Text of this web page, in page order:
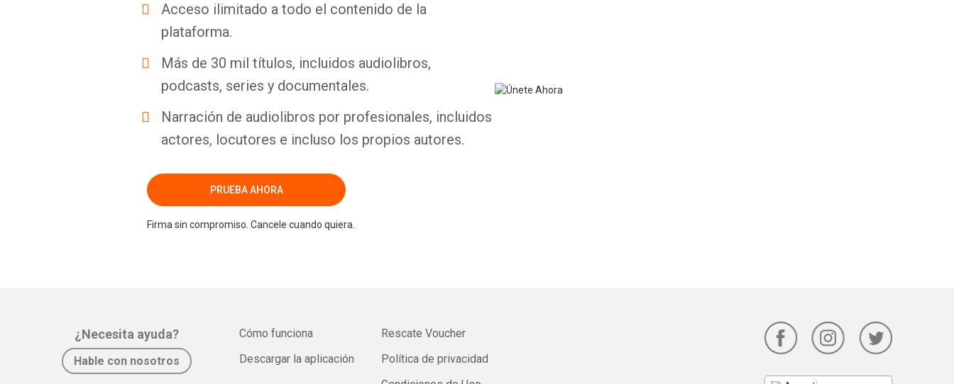
Acceso ilimitado a todo el contenido de la
plataforma.
Más de 30 mil títulos, incluidos audiolibros,
podcasts, series y documentales.
Narración de audiolibros por profesionales, incluidos
actores, locutores e incluso los propios autores.
PRUEBA AHORA
Firma sin compromiso. Cancele cuando quiera.
¿Necesita ayuda?
Hable con nosotros
Cómo funciona
Descargar la aplicación
Rescate Voucher
Política de privacidad